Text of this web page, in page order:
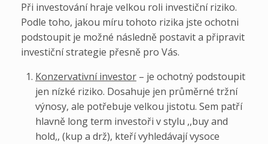
Při investování hraje velkou roli investiční riziko.
Podle toho, jakou míru tohoto rizika jste ochotni
podstoupit je možné následně postavit a připravit
investiční strategie přesně pro Vás.
Konzervativní investor – je ochotný podstoupit
jen nízké riziko. Dosahuje jen průměrné tržní
výnosy, ale potřebuje velkou jistotu. Sem patří
hlavně long term investoři v stylu ,,buy and
hold,, (kup a drž), kteří vyhledávají vysoce